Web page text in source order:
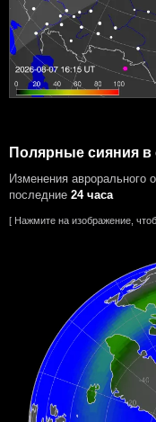
Полярные сияния
Изменения аврорального
последние 24 часа
[ Нажмите на изображение,